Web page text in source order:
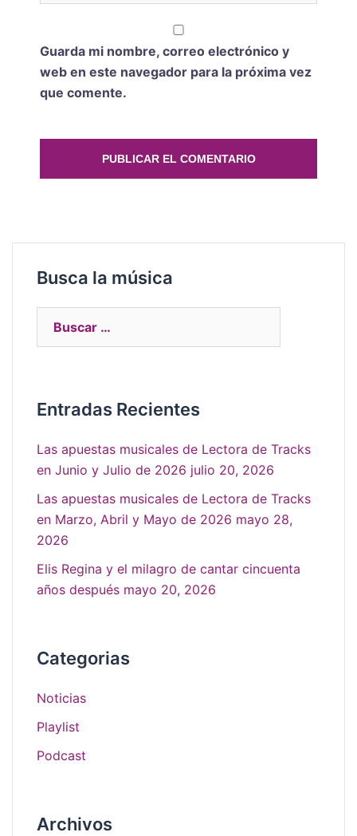
Guarda mi nombre, correo electrónico y
web en este navegador para la próxima vez
que comente.
Busca la música
Entradas Recientes
Las apuestas musicales de Lectora de Tracks
en Junio y Julio de 2026 julio 20, 2026
Las apuestas musicales de Lectora de Tracks
en Marzo, Abril y Mayo de 2026 mayo 28,
2026
Elis Regina y el milagro de cantar cincuenta
años después mayo 20, 2026
Categorias
Noticias
Playlist
Podcast
Archivos